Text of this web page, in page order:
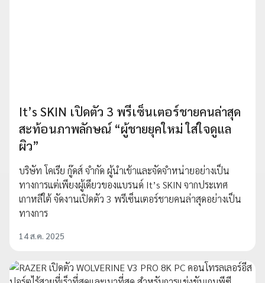
It’s SKIN เปิดตัว 3 พรีเซ็นเตอร์ชายคนล่าสุด
สะท้อนภาพลักษณ์ “ผู้ชายยุคใหม่ ใส่ใจดูแล
ผิว”
บริษัท โคเรีย กู๊ดส์ จำกัด ผู้นำเข้าและจัดจำหน่ายอย่างเป็น
ทางการแต่เพียงผู้เดียวของแบรนด์ It’s SKIN จากประเทศ
เกาหลีใต้ จัดงานเปิดตัว 3 พรีเซ็นเตอร์ชายคนล่าสุดอย่างเป็น
ทางการ
14 ส.ค. 2025